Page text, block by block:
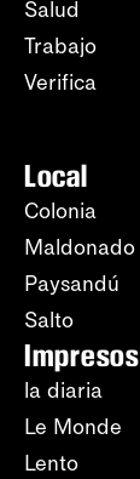
Salud
Trabajo
Verifica
Local
Colonia
Maldonado
Paysandú
Salto
Impresos
la diaria
Le Monde
Lento